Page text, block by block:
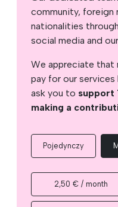
community, foreign
nationalities
social media and
We appreciate that
pay for our
ask you to support
making a
Pojedynczy
2,50 € / month